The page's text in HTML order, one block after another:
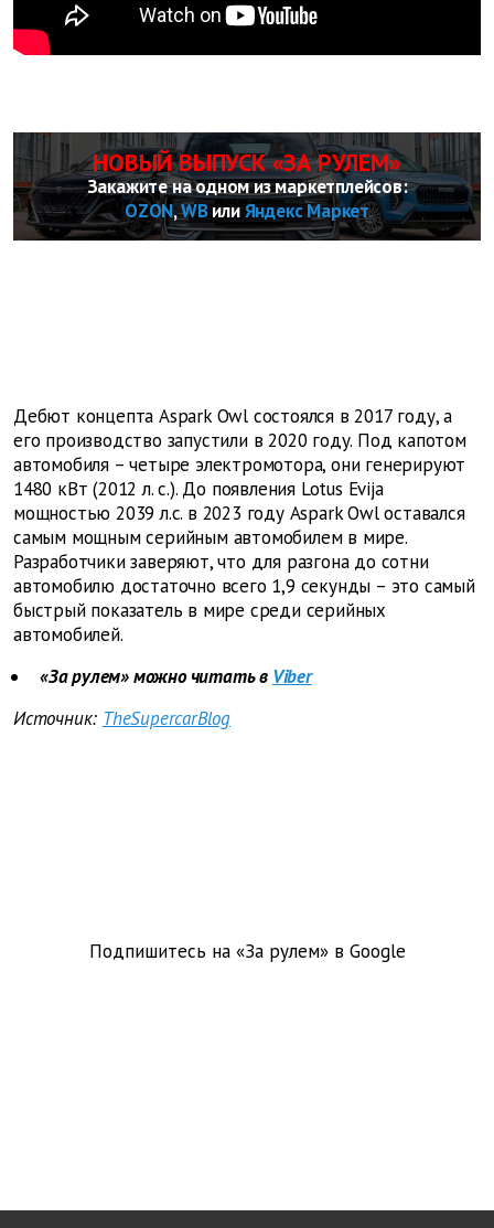
НОВЫЙ ВЫПУСК «ЗА РУЛЕМ»
Закажите на одном из маркетплейсов:
OZON,WBилиЯндекс Маркет
Дебют концепта Aspark Owl состоялся в 2017 году, а
его производство запустили в 2020 году. Под капотом
автомобиля – четыре электромотора, они генерируют
1480 кВт (2012 л. с.). До появления Lotus Evija
мощностью 2039 л.с. в 2023 году Aspark Owl оставался
самым мощным серийным автомобилем в мире.
Разработчики заверяют, что для разгона до сотни
автомобилю достаточно всего 1,9 секунды – это самый
быстрый показатель в мире среди серийных
автомобилей.
«За рулем» можно читать в Viber
Источник: TheSupercarBlog
Подпишитесь на «За рулем» в Google